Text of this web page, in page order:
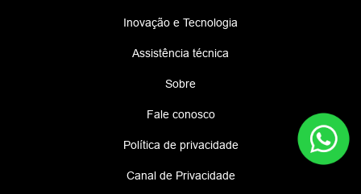
Inovação e Tecnologia
Assistência técnica
Sobre
Fale conosco
Política de privacidade
Canal de Privacidade